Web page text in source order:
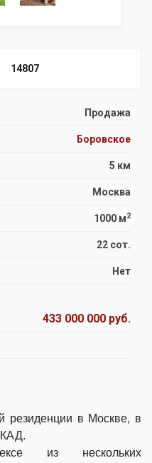
14807
Продажа
Боровское
5 км
Москва
1000 м2
22 сот.
Нет
433 000 000 руб.
резиденции в Москве, в
из нескольких